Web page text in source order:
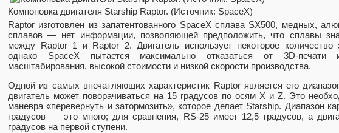
Компоновка двигателя Starship Raptor. (Источник: SpaceX)
Raptor изготовлен из запатентованного SpaceX сплава SX500, медных,
сплавов — нет информации, позволяющей предположить, что сплавы
между Raptor 1 и Raptor 2. Двигатель использует некоторое количество
однако SpaceX пытается максимально отказаться от 3D-печати
масштабирования, высокой стоимости и низкой скорости производства.
Одной из самых впечатляющих характеристик Raptor является его
двигатель может поворачиваться на 15 градусов по осям X и Z. Это
маневра «перевернуть и затормозить», которое делает Starship. Диапазон
градусов — это много; для сравнения, RS-25 имеет 12,5 градусов, а
градусов на первой ступени.